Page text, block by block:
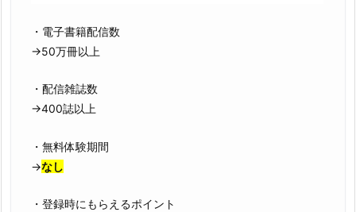
・電子書籍配信数
→50万冊以上
・配信雑誌数
→400誌以上
・無料体験期間
→なし
・登録時にもらえるポイント